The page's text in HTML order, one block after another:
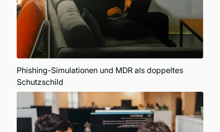
Phishing-Simulationen und MDR als doppeltes
Schutzschild